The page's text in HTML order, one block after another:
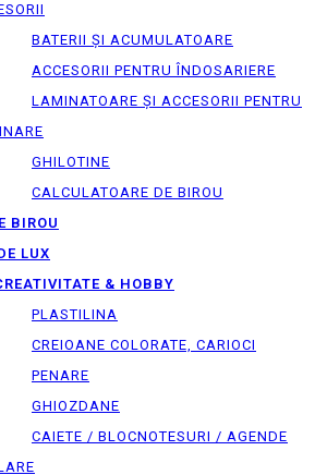
BATERII ȘI ACUMULATOARE
ACCESORII PENTRU ÎNDOSARIERE
LAMINATOARE ȘI ACCESORII PENTRU
GHILOTINE
CALCULATOARE DE BIROU
BIROU
LUX
& HOBBY
PLASTILINA
CREIOANE COLORATE, CARIOCI
PENARE
GHIOZDANE
CAIETE / BLOCNOTESURI / AGENDE